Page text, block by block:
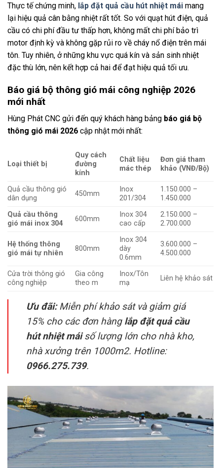
Thực tế chứng minh, lắp đặt quả cầu hút nhiệt mái mang
lại hiệu quả cân bằng nhiệt rất tốt. So với quạt hút điện, quả
cầu có chi phí đầu tư thấp hơn, không mất chi phí bảo trì
motor định kỳ và không gặp rủi ro về cháy nổ điện trên mái
tôn. Tuy nhiên, ở những khu vực quá kín và sản sinh nhiệt
đặc thù lớn, nên kết hợp cả hai để đạt hiệu quả tối ưu.
Báo giá bộ thông gió mái công nghiệp 2026
mới nhất
Hùng Phát CNC gửi đến quý khách hàng bảng báo giá bộ
thông gió mái 2026 cập nhật mới nhất:
Loại thiết bị
Quy cách
đường
kính
Chất liệu
mác thép
Đơn giá tham
khảo (VNĐ/Bộ)
Quả cầu thông gió
dân dụng
450mm
Inox
201/304
1.150.000 –
1.450.000
Quả cầu thông
gió mái inox 304
600mm
Inox 304
cao cấp
2.150.000 –
2.700.000
Hệ thống thông
gió mái tự nhiên
800mm
Inox 304
dày
0.6mm
3.600.000 –
4.500.000
Cửa trời thông gió
công nghiệp
Gia công
theo m
Inox/Tôn
mạ
Liên hệ khảo sát
Ưu đãi:Miễn phí khảo sát và giảm giá
15% cho các đơn hàng lắp đặt quả cầu
hút nhiệt máisố lượng lớn cho nhà kho,
nhà xưởng trên 1000m2. Hotline:
0966.275.739.